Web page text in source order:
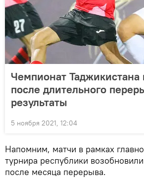
Чемпионат Таджикистана
после длительного
результаты
5 ноября 2021, 12:04
Напомним, матчи в рамках
турнира республики
после месяца перерыва.